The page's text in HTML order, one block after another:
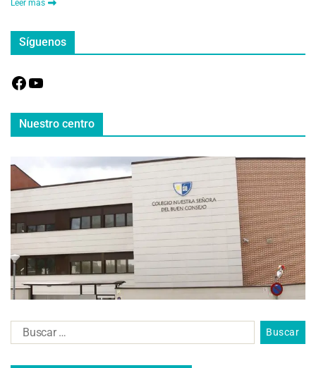
Leer más
Síguenos
Nuestro centro